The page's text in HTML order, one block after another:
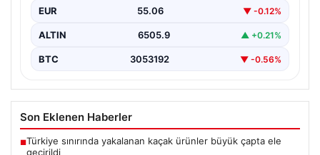
EUR 55.06 ▼ -0.12%
ALTIN 6505.9 ▲ +0.21%
BTC 3053192 ▼ -0.56%
Son Eklenen Haberler
■Türkiye sınırında yakalanan kaçak ürünler büyük çapta ele
geçirildi